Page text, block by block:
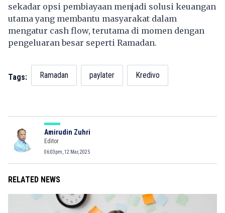
sekadar opsi pembiayaan menjadi solusi keuangan
utama yang membantu masyarakat dalam
mengatur cash flow, terutama di momen dengan
pengeluaran besar seperti Ramadan.
Tags: Ramadan paylater Kredivo
Amirudin Zuhri
Editor
06:03pm, 12 Mar, 2025
RELATED NEWS